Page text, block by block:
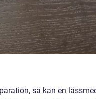
så kan en